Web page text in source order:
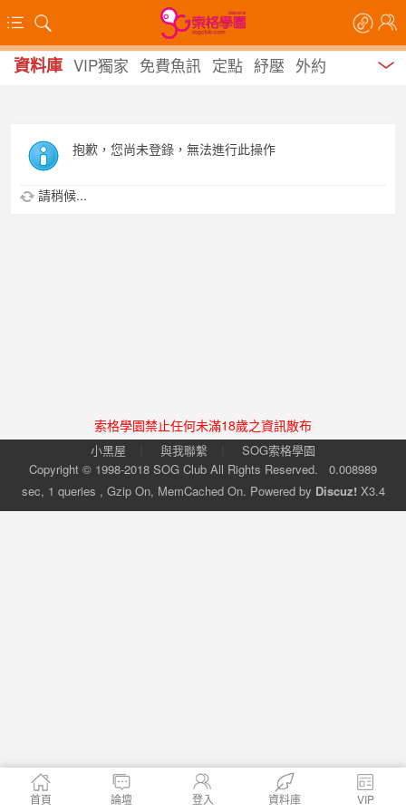
資料庫 VIP獨家 免費魚訊 定點 紓壓 外約
抱歉，您尚未登錄，無法進行此操作
請稍候...
索格學園禁止任何未滿18歲之資訊散布
小黑屋 與我聯繫
SOG索格學園
Copyright © 1998-2018 SOG Club All Rights Reserved. 0.008989
sec, 1 queries , Gzip On, MemCached On. Powered by Discuz! X3.4
首頁 論壇 登入 資料庫 VIP